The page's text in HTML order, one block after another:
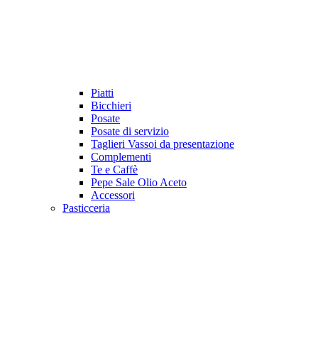
Piatti
Bicchieri
Posate
Posate di servizio
Taglieri Vassoi da presentazione
Complementi
Te e Caffè
Pepe Sale Olio Aceto
Accessori
Pasticceria